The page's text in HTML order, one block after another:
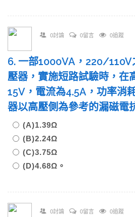
0討論 0留言 0追蹤
6. 一部1000VA，220/110V
壓器，實施短路試驗時，在
15V，電流為4.5A，功率消
器以高壓側為參考的漏磁電
(A)1.39Ω
(B)2.24Ω
(C)3.75Ω
(D)4.68Ω。
0討論 0留言 0追蹤